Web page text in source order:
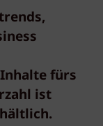
fürs
ist